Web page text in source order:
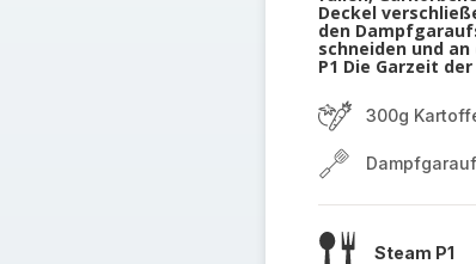
Deckel
den
schneiden und
P1 Die Garzeit
300g
Steam P1